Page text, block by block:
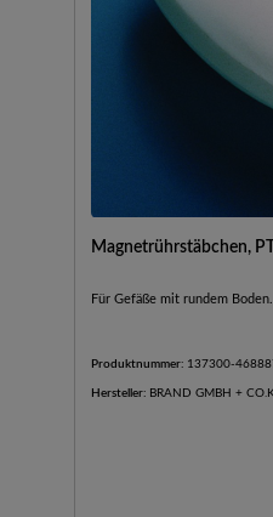
Magnetrührstäbchen,
Für Gefäße mit rundem Boden.
Produktnummer: 137300-
Hersteller: BRAND GMBH +